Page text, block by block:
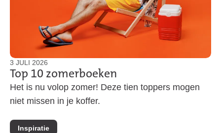
3 JULI 2026
Top 10 zomerboeken
Het is nu volop zomer! Deze tien toppers mogen
niet missen in je koffer.
Inspiratie